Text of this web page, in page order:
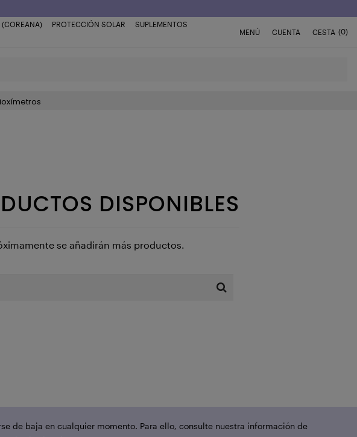
(COREANA) PROTECCIÓN SOLAR
SUPLEMENTOS
MENÚ CUENTA CESTA (0)
DISPONIBLES
se añadirán más productos.
de baja en cualquier momento. Para ello, consulte nuestra información de